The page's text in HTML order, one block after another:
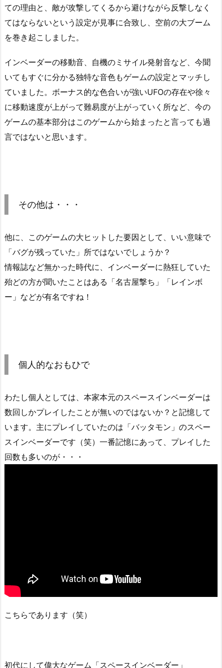
ての理由と、敵が攻撃してくるから避けながら反撃しなく
てはならないという設定が見事に合致し、空前の大ブーム
を巻き起こしました。
インベーダーの移動音、自機のミサイル発射音など、今聞
いてもすぐに分かる独特な音色もゲームの設定とマッチし
ていました。ボーナス的な色合いが強いUFOの存在や徐々
に移動速度が上がって難易度が上がっていく所など、今の
ゲームの基本部分はこのゲームから始まったと言っても過
言ではないと思います。
その他は・・・
他に、このゲームの大ヒットした要因として、いい意味で
「バグが残っていた」所ではないでしょうか？
情報誌など無かった時代に、インベーダーに熱狂していた
殆どの方が聞いたことはある「名古屋撃ち」「レインボ
ー」などが有名ですね！
個人的なおもひで
わたし個人としては、本家本元のスペースインベーダーは
数回しかプレイしたことが無いのではないか？と記憶して
います。主にプレイしていたのは「バッタモン」のスペー
スインベーダーです（笑）一番記憶にあって、プレイした
回数も多いのが・・・
こちらであります（笑）
初代にして偉大なゲーム「スペースインベーダー」